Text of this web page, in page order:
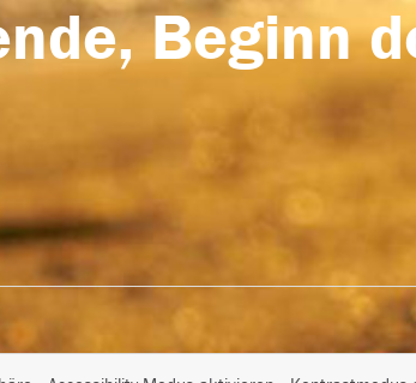
Beginn